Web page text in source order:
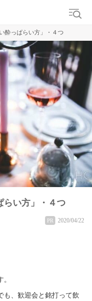
酔っぱらい方」・４つ
らい方」・４つ
PR 2020/04/22
も、歓迎会と銘打って飲